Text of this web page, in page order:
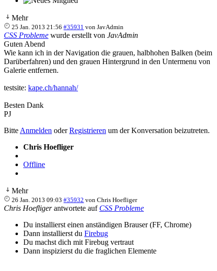
Mehr
25 Jan. 2013 21:56 #35931 vonJavAdmin
CSS Probleme wurde erstellt von JavAdmin
Guten Abend
Wie kann ich in der Navigation die grauen, halbhohen Balken (beim
Darüberfahren) und den grauen Hintergrund in den Untermenu von
Galerie entfernen.
testsite: kape.ch/hannah/
Besten Dank
PJ
Bitte Anmelden oderRegistrieren um der Konversation beizutreten.
Chris Hoefliger
Offline
Mehr
26 Jan. 2013 09:03 #35932 vonChris Hoefliger
Chris Hoefligerantwortete auf CSS Probleme
Du installierst einen anständigen Brauser (FF, Chrome)
Dann installierst du Firebug
Du machst dich mit Firebug vertraut
Dann inspizierst du die fraglichen Elemente